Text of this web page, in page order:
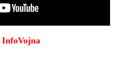
InfoVojna